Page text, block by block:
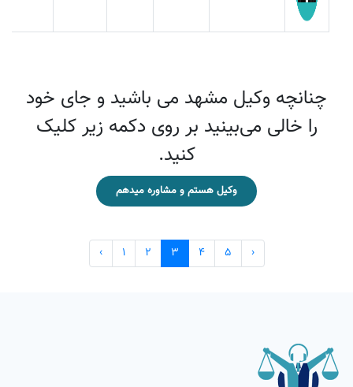
چنانچه وکیل مشهد می باشید و جای خود
را خالی می‌بینید بر روی دکمه زیر کلیک
کنید.
وکیل هستم و مشاوره میدهم
‹ 1 2 3 4 5 ›